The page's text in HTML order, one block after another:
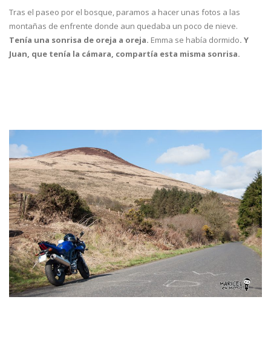
Tras el paseo por el bosque, paramos a hacer unas fotos a las
montañas de enfrente donde aun quedaba un poco de nieve.
Tenía una sonrisa de oreja a oreja. Emma se había dormido. Y
Juan, que tenía la cámara, compartía esta misma sonrisa.